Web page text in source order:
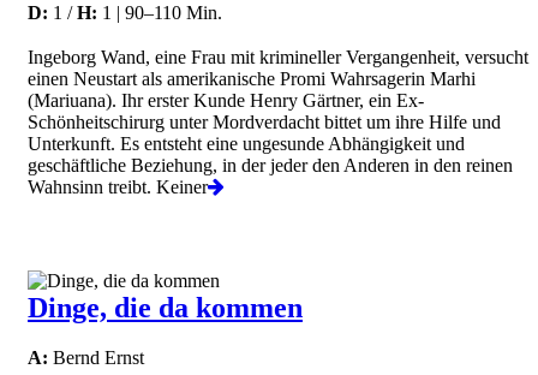
D: 1 /H: 1 | 90–110 Min.
Ingeborg Wand, eine Frau mit krimineller Vergangenheit, versucht
einen Neustart als amerikanische Promi Wahrsagerin Marhi
(Mariuana). Ihr erster Kunde Henry Gärtner, ein Ex-
Schönheitschirurg unter Mordverdacht bittet um ihre Hilfe und
Unterkunft. Es entsteht eine ungesunde Abhängigkeit und
geschäftliche Beziehung, in der jeder den Anderen in den reinen
Wahnsinn treibt. Keiner
Dinge, die da kommen
A: Bernd Ernst